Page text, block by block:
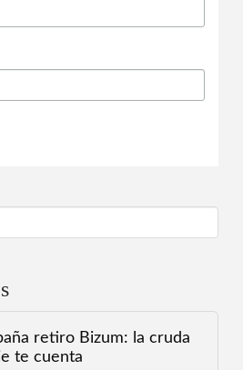
retiro Bizum: la cruda
te cuenta